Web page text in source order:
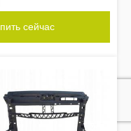
сейчас